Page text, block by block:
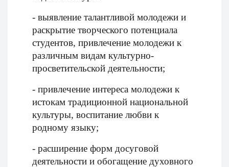
- выявление талантливой молодежи и
раскрытие творческого потенциала
студентов, привлечение молодежи к
различным видам культурно-
просветительской деятельности;
- привлечение интереса молодежи к
истокам традиционной национальной
культуры, воспитание любви к
родному языку;
- расширение форм досуговой
деятельности и обогащение духовного